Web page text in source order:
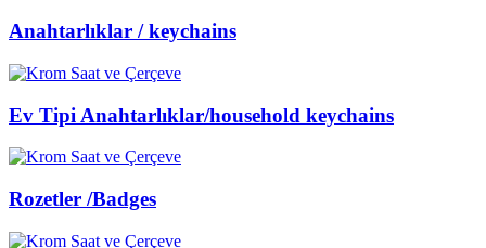
Anahtarlıklar / keychains
Ev Tipi Anahtarlıklar/household keychains
Rozetler /Badges